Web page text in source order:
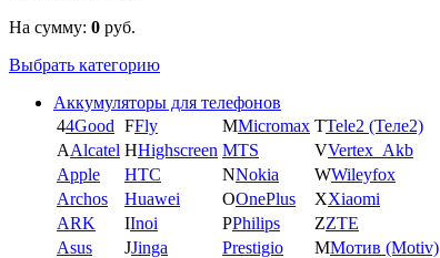
На сумму: 0 руб.
Выбрать категорию
Аккумуляторы для телефонов
44Good FFly MMicromax TTele2 (Теле2)
AAlcatel HHighscreen MTS VVertex_Akb
Apple
HTC NNokia WWileyfox
Archos
Huawei OOnePlus XXiaomi
ARK
IInoi PPhilips ZZTE
Asus
JJinga Prestigio ММотив (Motiv)